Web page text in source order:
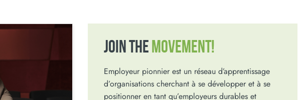
JOIN THE MOVEMENT!
Employeur pionnier est un réseau d’apprentissage
d’organisations cherchant à se développer et à se
positionner en tant qu’employeurs durables et